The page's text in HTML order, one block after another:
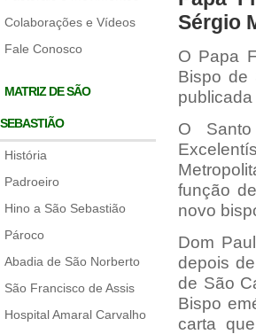
Colaborações e Vídeos
Fale Conosco
MATRIZ DE SÃO
SEBASTIÃO
História
Padroeiro
Hino a São Sebastião
Pároco
Abadia de São Norberto
São Francisco de Assis
Hospital Amaral Carvalho
Sérgio
O Papa
Bispo de
O
função
novo
Dom
depois
de São
Bispo
carta